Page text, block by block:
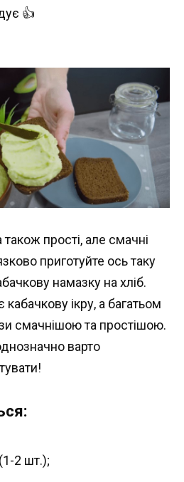
👍
прості, але смачні
приготуйте ось таку
намазку на хліб.
ікру, а багатьом
смачнішою та простішою.
варто
2 шт.);